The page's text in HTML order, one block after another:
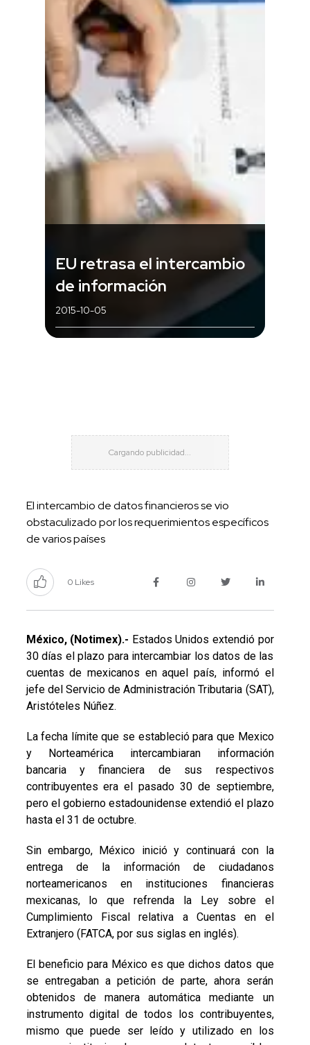
EU retrasa el intercambio
de información
2015-10-05
El intercambio de datos financieros se vio
obstaculizado por los requerimientos específicos
de varios países
0 Likes
México, (Notimex).- Estados Unidos extendió por
30 días el plazo para intercambiar los datos de las
cuentas de mexicanos en aquel país, informó el
jefe del Servicio de Administración Tributaria (SAT),
Aristóteles Núñez.
La fecha límite que se estableció para que Mexico
y Norteamérica intercambiaran información
bancaria y financiera de sus respectivos
contribuyentes era el pasado 30 de septiembre,
pero el gobierno estadounidense extendió el plazo
hasta el 31 de octubre.
Sin embargo, México inició y continuará con la
entrega de la información de ciudadanos
norteamericanos en instituciones financieras
mexicanas, lo que refrenda la Ley sobre el
Cumplimiento Fiscal relativa a Cuentas en el
Extranjero (FATCA, por sus siglas en inglés).
El beneficio para México es que dichos datos que
se entregaban a petición de parte, ahora serán
obtenidos de manera automática mediante un
instrumento digital de todos los contribuyentes,
mismo que puede ser leído y utilizado en los